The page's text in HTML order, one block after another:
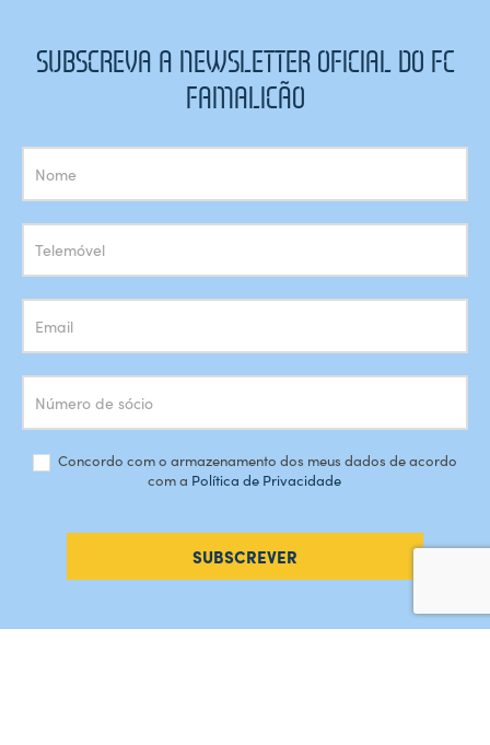
SUBSCREVA A NEWSLETTER OFICIAL DO FC
FAMALICÃO
Subscrição
Newsletter
Concordo com o armazenamento dos meus dados de acordo
com a Política de Privacidade
SUBSCREVER